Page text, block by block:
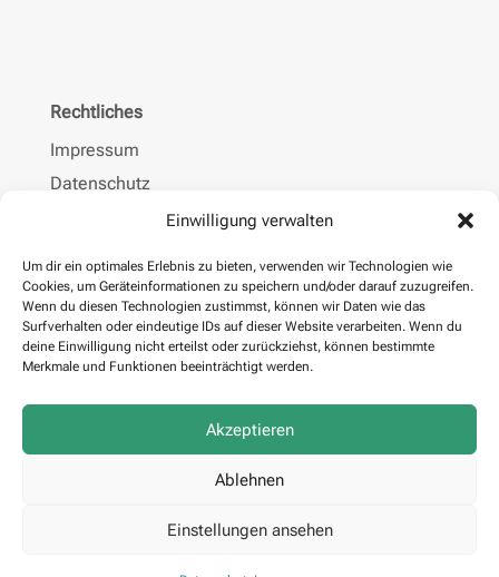
Einwilligung verwalten
Um dir ein optimales Erlebnis zu bieten, verwenden wir Technologien wie
Cookies, um Geräteinformationen zu speichern und/oder darauf zuzugreifen.
Wenn du diesen Technologien zustimmst, können wir Daten wie das
Surfverhalten oder eindeutige IDs auf dieser Website verarbeiten. Wenn du
deine Einwilligung nicht erteilst oder zurückziehst, können bestimmte
Merkmale und Funktionen beeinträchtigt werden.
Akzeptieren
Ablehnen
Einstellungen ansehen
Rechtliches
Impressum
Datenschutz
designed bySteen Digital